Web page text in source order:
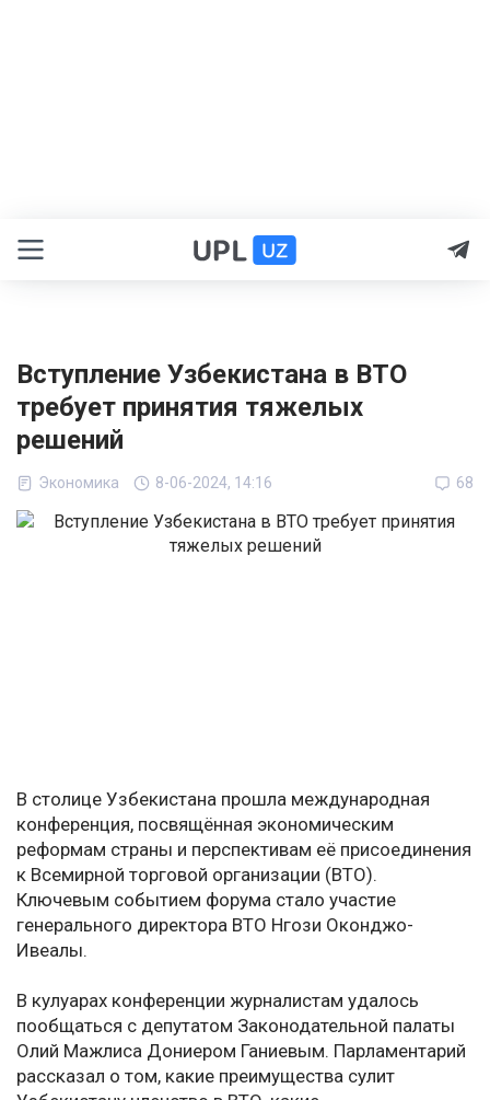
Вступление Узбекистана в ВТО
требует принятия тяжелых
решений
Экономика 8-06-2024, 14:16 68
В столице Узбекистана прошла международная
конференция, посвящённая экономическим
реформам страны и перспективам её присоединения
к Всемирной торговой организации (ВТО).
Ключевым событием форума стало участие
генерального директора ВТО Нгози Оконджо-
Ивеалы.
В кулуарах конференции журналистам удалось
пообщаться с депутатом Законодательной палаты
Олий Мажлиса Дониером Ганиевым. Парламентарий
рассказал о том, какие преимущества сулит